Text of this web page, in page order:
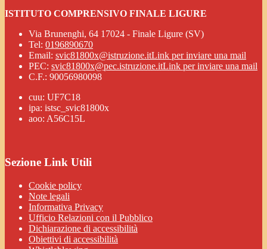
ISTITUTO COMPRENSIVO FINALE LIGURE
Via Brunenghi, 64 17024 - Finale Ligure (SV)
Tel: 0196890670
Email: svic81800x@istruzione.itLink per inviare una mail
PEC: svic81800x@pec.istruzione.itLink per inviare una mail
C.F.: 90056980098
cuu: UF7C18
ipa: istsc_svic81800x
aoo: A56C15L
Sezione Link Utili
Cookie policy
Note legali
Informativa Privacy
Ufficio Relazioni con il Pubblico
Dichiarazione di accessibilità
Obiettivi di accessibilità